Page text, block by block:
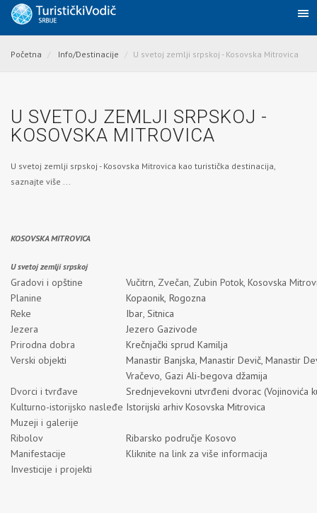
Početna Info/Destinacije U svetoj zemlji srpskoj - Kosovska Mitrovica
U SVETOJ ZEMLJI SRPSKOJ -
KOSOVSKA MITROVICA
U svetoj zemlji srpskoj - Kosovska Mitrovica kao turistička destinacija,
saznajte više ...
KOSOVSKA
U svetoj zemlji srpskoj
Gradovi i opštine
Vučitrn, Zvečan, Zubin Potok, Kosovska
Planine
Kopaonik, Rogozna
Reke
Ibar, Sitnica
Jezera
Jezero Gazivode
Prirodna dobra
Krečnjački sprud Kamilja
Verski objekti
Manastir Banjska, Manastir Devič, Manastir
Vračevo, Gazi Ali-begova džamija
Dvorci i tvrđave
Srednjevekovni utvrđeni dvorac (Vojinovića
Kulturno-istorijsko nasleđe Istorijski arhiv Kosovska Mitrovica
Muzeji i galerije
Ribolov
Ribarsko područje Kosovo
Manifestacije
Kliknite na link za više informacija
Investicije i projekti